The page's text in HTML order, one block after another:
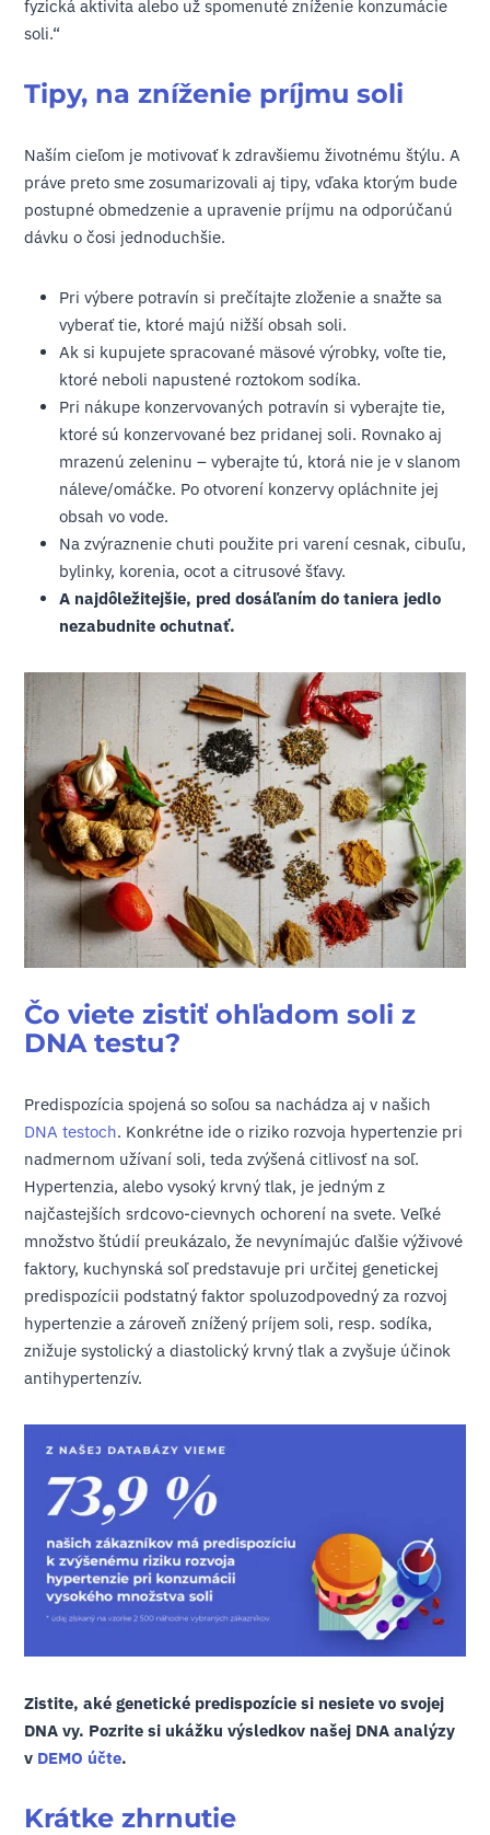
fyzická aktivita alebo už spomenuté zníženie konzumácie
soli.“
Tipy, na zníženie príjmu soli
Naším cieľom je motivovať k zdravšiemu životnému štýlu. A
práve preto sme zosumarizovali aj tipy, vďaka ktorým bude
postupné obmedzenie a upravenie príjmu na odporúčanú
dávku o čosi jednoduchšie.
Pri výbere potravín si prečítajte zloženie a snažte sa
vyberať tie, ktoré majú nižší obsah soli.
Ak si kupujete spracované mäsové výrobky, voľte tie,
ktoré neboli napustené roztokom sodíka.
Pri nákupe konzervovaných potravín si vyberajte tie,
ktoré sú konzervované bez pridanej soli. Rovnako aj
mrazenú zeleninu – vyberajte tú, ktorá nie je v slanom
náleve/omáčke. Po otvorení konzervy opláchnite jej
obsah vo vode.
Na zvýraznenie chuti použite pri varení cesnak, cibuľu,
bylinky, korenia, ocot a citrusové šťavy.
A najdôležitejšie, pred dosáľaním do taniera jedlo
nezabudnite ochutnať.
Čo viete zistiť ohľadom soli z
DNA testu?
Predispozícia spojená so soľou sa nachádza aj v našich
DNA testoch. Konkrétne ide o riziko rozvoja hypertenzie pri
nadmernom užívaní soli, teda zvýšená citlivosť na soľ.
Hypertenzia, alebo vysoký krvný tlak, je jedným z
najčastejších srdcovo-cievnych ochorení na svete. Veľké
množstvo štúdií preukázalo, že nevynímajúc ďalšie výživové
faktory, kuchynská soľ predstavuje pri určitej genetickej
predispozícii podstatný faktor spoluzodpovedný za rozvoj
hypertenzie a zároveň znížený príjem soli, resp. sodíka,
znižuje systolický a diastolický krvný tlak a zvyšuje účinok
antihypertenzív.
Zistite, aké genetické predispozície si nesiete vo svojej
DNA vy. Pozrite si ukážku výsledkov našej DNA analýzy
v DEMO účte.
Krátke zhrnutie